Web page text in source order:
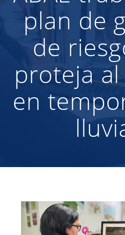
plan de
de
proteja
en